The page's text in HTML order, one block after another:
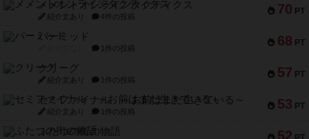
70 PT
メメントオンラインタクティクス
紹介文あり 4件の投稿
68 PT
パーミッド
1件の投稿
57 PT
クリーグ
紹介文あり 1件の投稿
53 PT
セミファイナル ～お前はまだ生きている～
紹介文あり 1件の投稿
52
ふたつの街の物語